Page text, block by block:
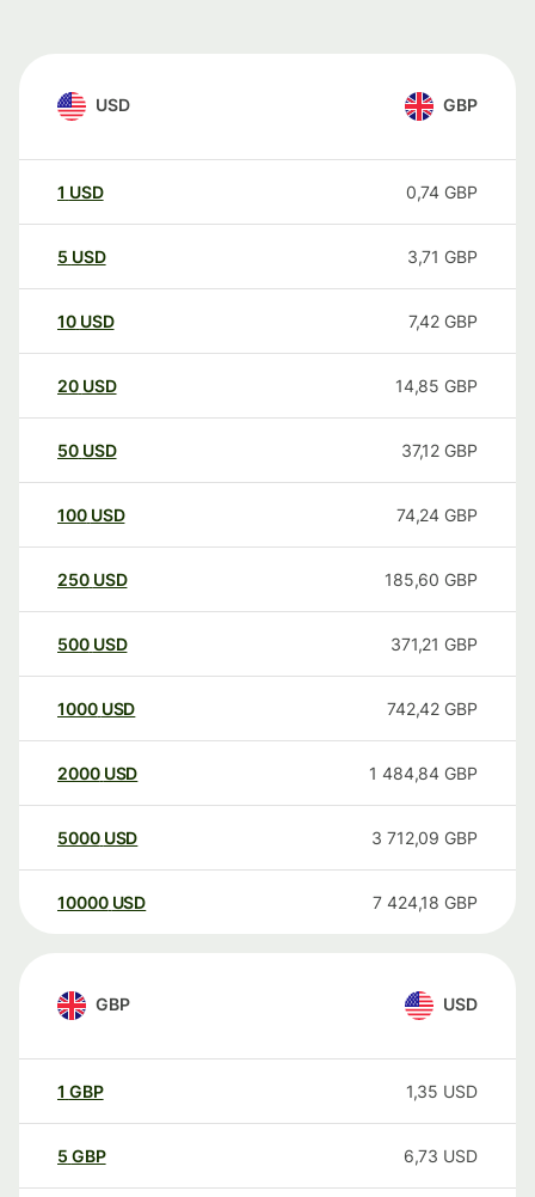
USD GBP
1 USD 0,74 GBP
5 USD 3,71 GBP
10 USD 7,42 GBP
20 USD 14,85 GBP
50 USD 37,12 GBP
100 USD 74,24 GBP
250 USD 185,60 GBP
500 USD 371,21 GBP
1000 USD 742,42 GBP
2000 USD 1 484,84 GBP
5000 USD 3 712,09 GBP
10000 USD 7 424,18 GBP
GBP USD
1 GBP 1,35 USD
5 GBP 6,73 USD